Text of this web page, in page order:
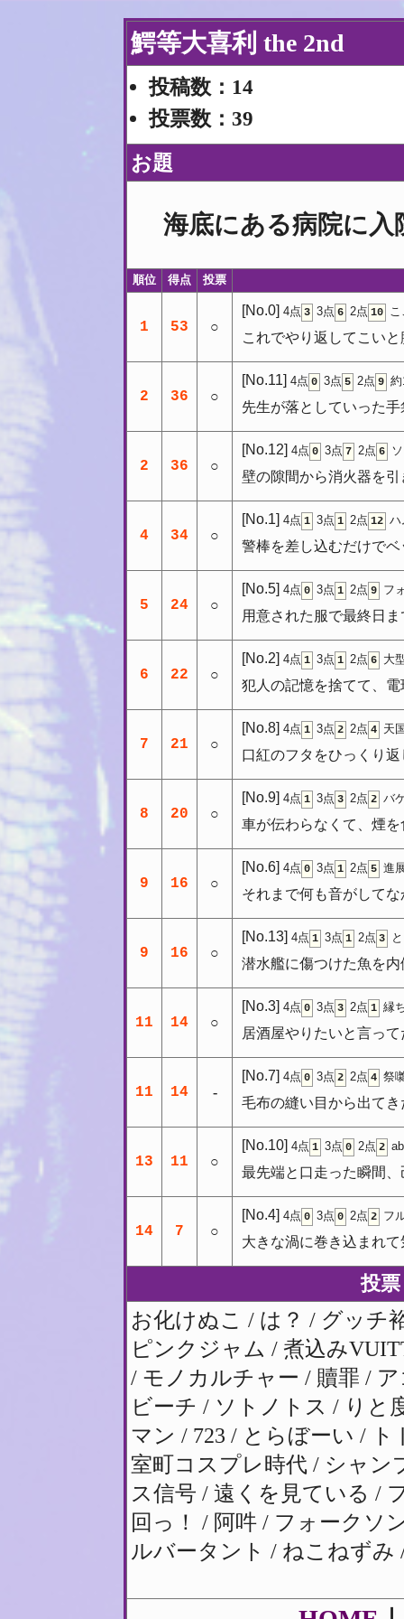
鰐等大喜利 the 2nd
投稿数：14
投票数：39
お題
海底にある病院に
順位 得点 投票
1 53 ○
[No.0] 4点 3 3点 6 2点 10
これでやり返してこい
2 36 ○
[No.11] 4点 0 3点 5 2点 9
先生が落としていった
2 36 ○
[No.12] 4点 0 3点 7 2点 6
壁の隙間から消火器を
4 34 ○
[No.1] 4点 1 3点 1 2点 12 ハ
警棒を差し込むだけで
5 24 ○
[No.5] 4点 0 3点 1 2点 9 フ
用意された服で最終日
6 22 ○
[No.2] 4点 1 3点 1 2点 6 大
犯人の記憶を捨てて、
7 21 ○
[No.8] 4点 1 3点 2 2点 4 天
口紅のフタをひっくり
8 20 ○
[No.9] 4点 1 3点 3 2点 2 バ
車が伝わらなくて、煙
9 16 ○
[No.6] 4点 0 3点 1 2点 5 進
それまで何も音がして
9 16 ○
[No.13] 4点 1 3点 1 2点 3
潜水艦に傷つけた魚を
11 14 ○
[No.3] 4点 0 3点 3 2点 1 縁
居酒屋やりたいと言っ
11 14 -
[No.7] 4点 0 3点 2 2点 4 祭
毛布の縫い目から出て
13 11 ○
[No.10] 4点 1 3点 0 2点 2
最先端と口走った瞬間
14 7 ○
[No.4] 4点 0 3点 0 2点 2 フ
大きな渦に巻き込まれ
投
お化けぬこ / は？ / グッチ
ピンクジャム / 煮込み
/ モノカルチャー / 贖罪 /
ビーチ / ソトノトス / りと
マン / 723 / とらぼーい /
室町コスプレ時代 / シャン
ス信号 / 遠くを見ている /
回っ！ / 阿吽 / フォークソ
ルバータント / ねこねずみ